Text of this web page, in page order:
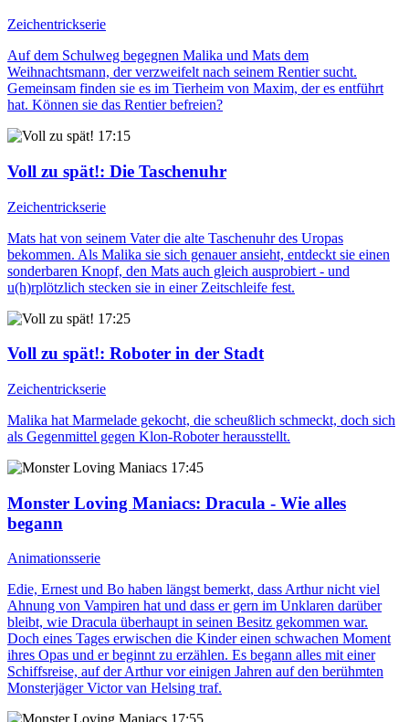
Zeichentrickserie
Auf dem Schulweg begegnen Malika und Mats dem
Weihnachtsmann, der verzweifelt nach seinem Rentier sucht.
Gemeinsam finden sie es im Tierheim von Maxim, der es entführt
hat. Können sie das Rentier befreien?
17:15
Voll zu spät!: Die Taschenuhr
Zeichentrickserie
Mats hat von seinem Vater die alte Taschenuhr des Uropas
bekommen. Als Malika sie sich genauer ansieht, entdeckt sie einen
sonderbaren Knopf, den Mats auch gleich ausprobiert - und
u(h)rplötzlich stecken sie in einer Zeitschleife fest.
17:25
Voll zu spät!: Roboter in der Stadt
Zeichentrickserie
Malika hat Marmelade gekocht, die scheußlich schmeckt, doch sich
als Gegenmittel gegen Klon-Roboter herausstellt.
17:45
Monster Loving Maniacs: Dracula - Wie alles
begann
Animationsserie
Edie, Ernest und Bo haben längst bemerkt, dass Arthur nicht viel
Ahnung von Vampiren hat und dass er gern im Unklaren darüber
bleibt, wie Dracula überhaupt in seinen Besitz gekommen war.
Doch eines Tages erwischen die Kinder einen schwachen Moment
ihres Opas und er beginnt zu erzählen. Es begann alles mit einer
Schiffsreise, auf der Arthur vor einigen Jahren auf den berühmten
Monsterjäger Victor van Helsing traf.